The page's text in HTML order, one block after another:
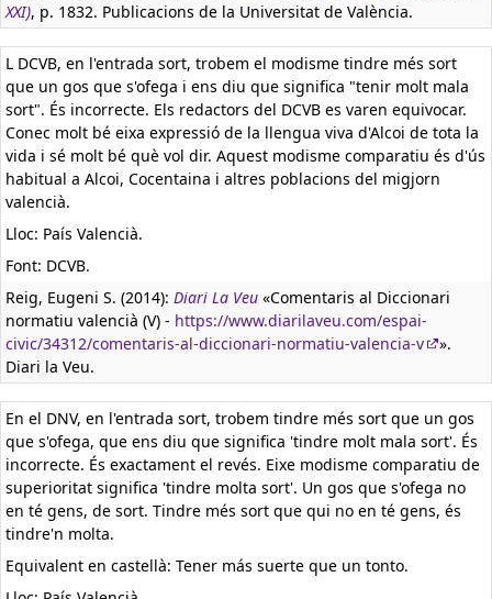
XXI), p. 1832. Publicacions de la Universitat de València.
L DCVB, en l'entrada sort, trobem el modisme tindre més sort
que un gos que s'ofega i ens diu que significa "tenir molt mala
sort". És incorrecte. Els redactors del DCVB es varen equivocar.
Conec molt bé eixa expressió de la llengua viva d'Alcoi de tota la
vida i sé molt bé què vol dir. Aquest modisme comparatiu és d'ús
habitual a Alcoi, Cocentaina i altres poblacions del migjorn
valencià.
Lloc: País Valencià.
Font: DCVB.
Reig, Eugeni S. (2014): Diari La Veu «Comentaris al Diccionari
normatiu valencià (V) - https://www.diarilaveu.com/espai-
civic/34312/comentaris-al-diccionari-normatiu-valencia-v
».
Diari la Veu.
En el DNV, en l'entrada sort, trobem tindre més sort que un gos
que s'ofega, que ens diu que significa 'tindre molt mala sort'. És
incorrecte. És exactament el revés. Eixe modisme comparatiu de
superioritat significa 'tindre molta sort'. Un gos que s'ofega no
en té gens, de sort. Tindre més sort que qui no en té gens, és
tindre'n molta.
Equivalent en castellà: Tener más suerte que un tonto.